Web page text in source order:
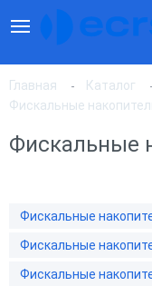
Главная Каталог
Фискальные
Фискальные
Фискальные
Фискальные
Фискальные
По популярности
По цене, по
По цене, по